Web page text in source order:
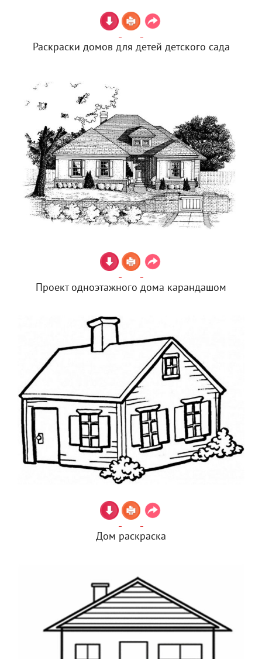
Раскраски домов для детей детского сада
Проект одноэтажного дома карандашом
Дом раскраска